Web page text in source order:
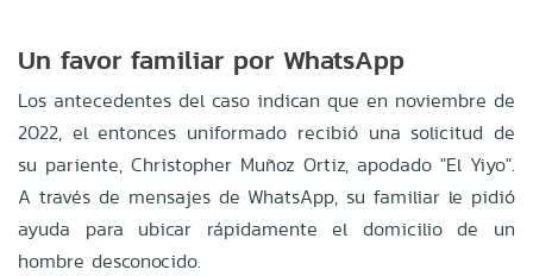
Un favor familiar por WhatsApp
Los antecedentes del caso indican que en noviembre de
2022, el entonces uniformado recibió una solicitud de
su pariente, Christopher Muñoz Ortiz, apodado "El Yiyo".
A través de mensajes de WhatsApp, su familiar le pidió
ayuda para ubicar rápidamente el domicilio de un
hombre desconocido.